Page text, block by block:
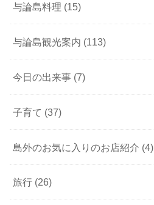
与論島料理 (15)
与論島観光案内 (113)
今日の出来事 (7)
子育て (37)
島外のお気に入りのお店紹介 (4)
旅行 (26)